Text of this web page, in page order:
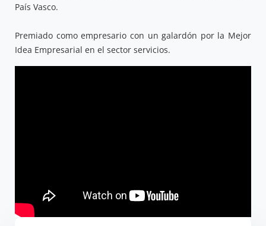
País Vasco.
Premiado como empresario con un galardón por la Mejor
Idea Empresarial en el sector servicios.